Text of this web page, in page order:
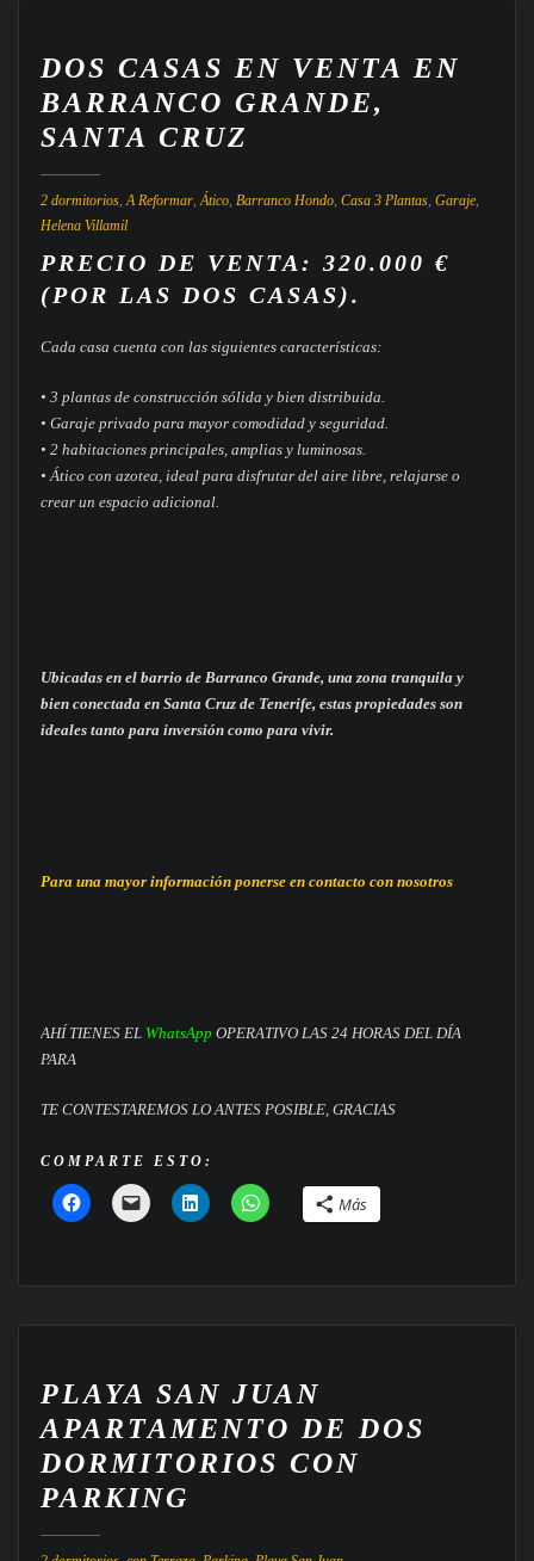
DOS CASAS EN VENTA EN
BARRANCO GRANDE,
SANTA CRUZ
2 dormitorios, A Reformar, Ático, Barranco Hondo, Casa 3 Plantas, Garaje,
Helena Villamil
PRECIO DE VENTA: 320.000 €
(POR LAS DOS CASAS).
Cada casa cuenta con las siguientes características:
• 3 plantas de construcción sólida y bien distribuida.
• Garaje privado para mayor comodidad y seguridad.
• 2 habitaciones principales, amplias y luminosas.
• Ático con azotea, ideal para disfrutar del aire libre, relajarse o
crear un espacio adicional.
Ubicadas en el barrio de Barranco Grande, una zona tranquila y
bien conectada en Santa Cruz de Tenerife, estas propiedades son
ideales tanto para inversión como para vivir.
Para una mayor información ponerse en contacto con nosotros
AHÍ TIENES EL WhatsApp OPERATIVO LAS 24 HORAS DEL DÍA
PARA
TE CONTESTAREMOS LO ANTES POSIBLE, GRACIAS
COMPARTE ESTO:
Más
PLAYA SAN JUAN
APARTAMENTO DE DOS
DORMITORIOS CON
PARKING